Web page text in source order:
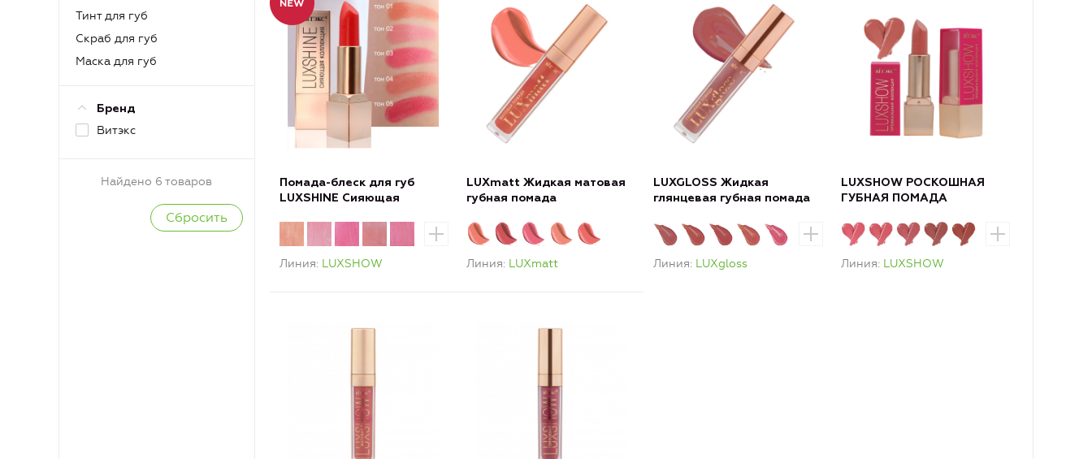
Тинт для губ
Скраб для губ
Маска для губ
Бренд
Витэкс
Найдено 6 товаров
Помада-блеск для губ
LUXSHINE Сияющая
Линия LUXSHOW
LUXmatt Жидкая матовая
губная помада
Линия LUXmatt
LUXGLOSS Жидкая
глянцевая губная помада
Линия LUXgloss
LUXSHOW РОСКОШНАЯ
ГУБНАЯ ПОМАДА
Линия LUXSHOW